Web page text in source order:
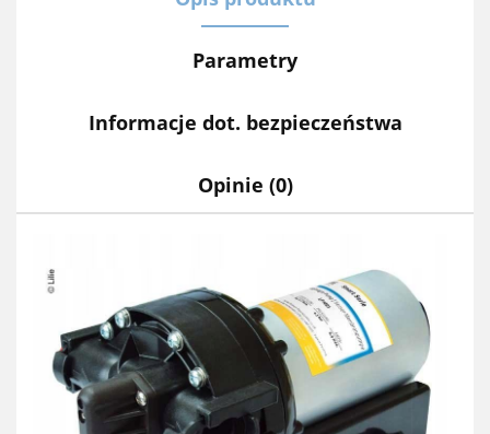
Parametry
Informacje dot. bezpieczeństwa
Opinie (0)